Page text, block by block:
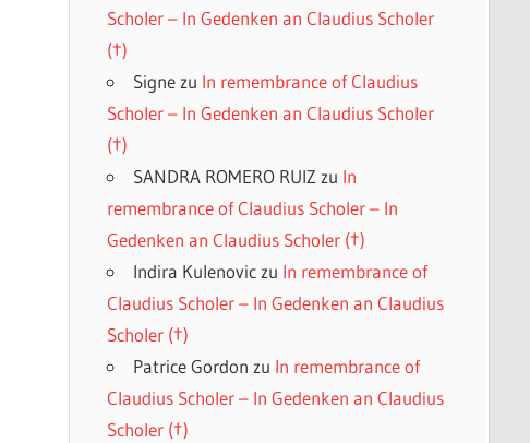
Scholer – In Gedenken an Claudius Scholer
(†)
Signezu In remembrance of Claudius
Scholer – In Gedenken an Claudius Scholer
(†)
SANDRA ROMERO RUIZ zu In
remembrance of Claudius Scholer – In
Gedenken an Claudius Scholer (†)
Indira Kulenoviczu In remembrance of
Claudius Scholer – In Gedenken an Claudius
Scholer (†)
Patrice Gordon zu In remembrance of
Claudius Scholer – In Gedenken an Claudius
Scholer (†)